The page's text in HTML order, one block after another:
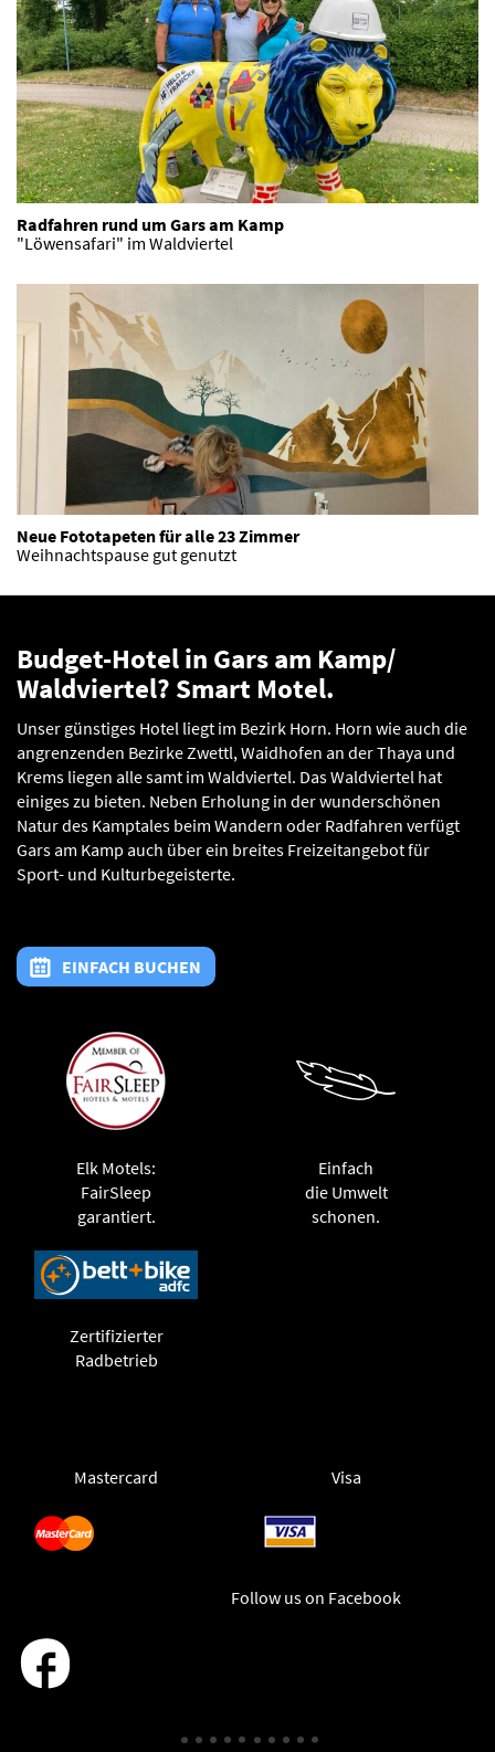
Radfahren rund um Gars am Kamp
"Löwensafari" im Waldviertel
Neue Fototapeten für alle 23 Zimmer
Weihnachtspause gut genutzt
Budget-Hotel in Gars am Kamp/
Waldviertel? Smart Motel.
Unser günstiges Hotel liegt im Bezirk Horn. Horn wie auch die
angrenzenden Bezirke Zwettl, Waidhofen an der Thaya und
Krems liegen alle samt im Waldviertel. Das Waldviertel hat
einiges zu bieten. Neben Erholung in der wunderschönen
Natur des Kamptales beim Wandern oder Radfahren verfügt
Gars am Kamp auch über ein breites Freizeitangebot für
Sport- und Kulturbegeisterte.
EINFACH BUCHEN
Elk Motels:
FairSleep
garantiert.
Einfach
die Umwelt
schonen.
Zertifizierter
Radbetrieb
Mastercard Visa
Follow us on Facebook